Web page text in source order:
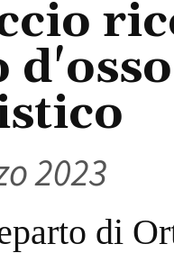
2023
di